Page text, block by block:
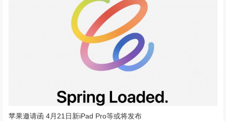
苹果邀请函 4月21日新iPad Pro等或将发布